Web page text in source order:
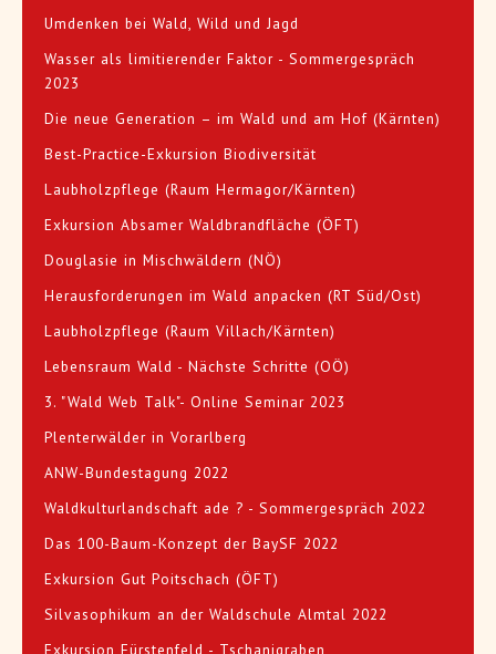
Umdenken bei Wald, Wild und Jagd
Wasser als limitierender Faktor - Sommergespräch
2023
Die neue Generation – im Wald und am Hof (Kärnten)
Best-Practice-Exkursion Biodiversität
Laubholzpflege (Raum Hermagor/Kärnten)
Exkursion Absamer Waldbrandfläche (ÖFT)
Douglasie in Mischwäldern (NÖ)
Herausforderungen im Wald anpacken (RT Süd/Ost)
Laubholzpflege (Raum Villach/Kärnten)
Lebensraum Wald - Nächste Schritte (OÖ)
3. "Wald Web Talk"- Online Seminar 2023
Plenterwälder in Vorarlberg
ANW-Bundestagung 2022
Waldkulturlandschaft ade ? - Sommergespräch 2022
Das 100-Baum-Konzept der BaySF 2022
Exkursion Gut Poitschach (ÖFT)
Silvasophikum an der Waldschule Almtal 2022
Exkursion Fürstenfeld - Tschanigraben